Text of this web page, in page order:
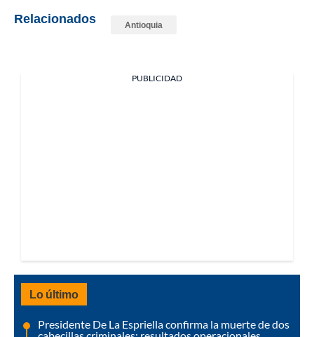
Relacionados Antioquia
PUBLICIDAD
Lo último
Presidente De La Espriella confirma la muerte de dos